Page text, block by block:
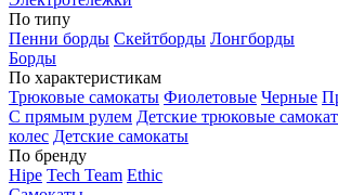
По типу
Пенни борды Скейтборды Лонгборды
Борды
По характеристикам
Трюковые самокаты Фиолетовые Черные
С прямым рулем Детские трюковые
колес Детские самокаты
По бренду
Hipe Tech Team Ethic